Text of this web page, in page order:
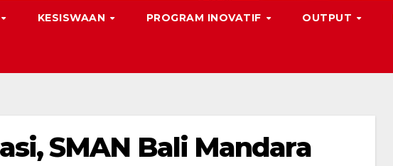
KESISWAAN PROGRAM INOVATIF OUTPUT
SMAN Bali Mandara